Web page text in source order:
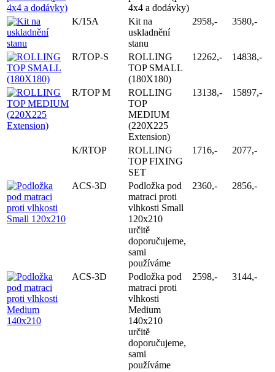
4x4 a dodávky)
K/15A
Kit na
uskladnění
stanu
2958,- 3580,-
R/TOP-S
ROLLING
TOP SMALL
(180X180)
12262,- 14838,-
R/TOP M
ROLLING
TOP
MEDIUM
(220X225
Extension)
13138,- 15897,-
K/RTOP
ROLLING
TOP FIXING
SET
1716,- 2077,-
ACS-3D
Podložka pod
matraci proti
vlhkosti Small
120x210
určitě
doporučujeme,
sami
používáme
2360,- 2856,-
ACS-3D
Podložka pod
matraci proti
vlhkosti
Medium
140x210
určitě
doporučujeme,
sami
používáme
2598,- 3144,-